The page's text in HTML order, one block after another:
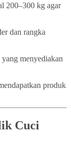
200–300 kg agar
dan rangka
menyediakan
produk
Cuci